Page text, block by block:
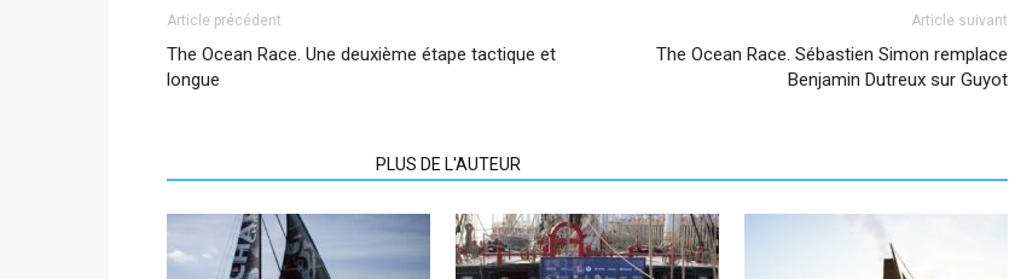
Article précédent
The Ocean Race. Une deuxième étape tactique et
longue
Article suivant
The Ocean Race. Sébastien Simon remplace
Benjamin Dutreux sur Guyot
PLUS DE L'AUTEUR